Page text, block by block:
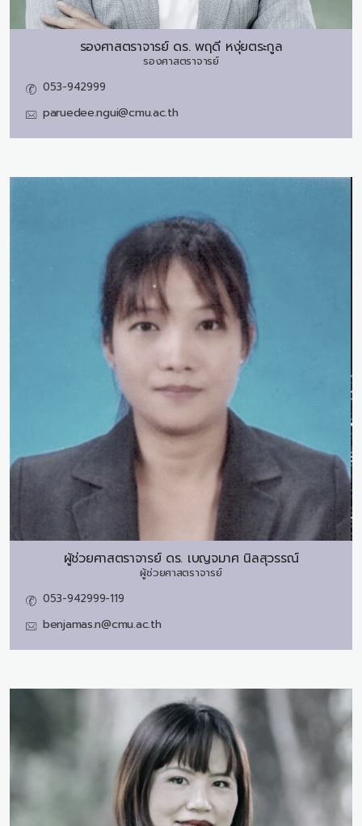
รองศาสตราจารย์ ดร. พฤดี หงุ่ยตระกูล
รองศาสตราจารย์
053-942999
paruedee.ngui@cmu.ac.th
ผู้ช่วยศาสตราจารย์ ดร. เบญจมาศ นิลสุวรรณ์
ผู้ช่วยศาสตราจารย์
053-942999-119
benjamas.n@cmu.ac.th